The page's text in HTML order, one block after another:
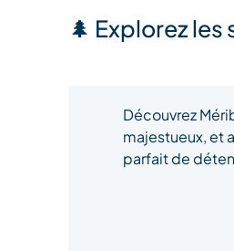
🌲 Explorez
Découvrez
majestueux, et
parfait de